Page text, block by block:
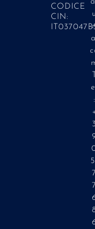
CODICE
CIN:
u
el
:
7
7